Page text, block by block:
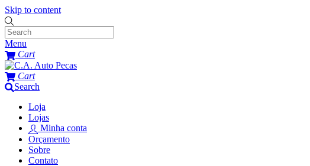
Skip to content
Menu
Cart
Cart
Search
Loja
Lojas
Minha conta
Orçamento
Sobre
Contato